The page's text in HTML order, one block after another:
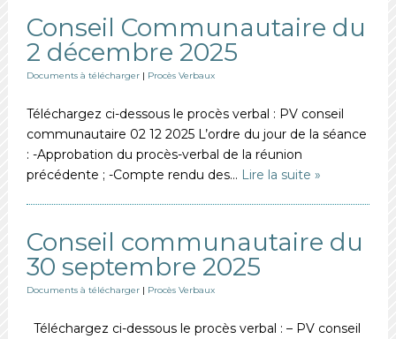
Conseil Communautaire du
2 décembre 2025
Documents à télécharger| Procès Verbaux
Téléchargez ci-dessous le procès verbal : PV conseil
communautaire 02 12 2025 L’ordre du jour de la séance
: -Approbation du procès-verbal de la réunion
précédente ; -Compte rendu des… Lire la suite »
Conseil communautaire du
30 septembre 2025
Documents à télécharger| Procès Verbaux
Téléchargez ci-dessous le procès verbal : – PV conseil